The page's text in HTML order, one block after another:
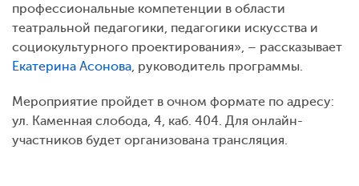
профессиональные компетенции в области
театральной педагогики, педагогики искусства и
социокультурного проектирования», – рассказывает
Екатерина Асонова, руководитель программы.
Мероприятие пройдет в очном формате по адресу:
ул. Каменная слобода, 4, каб. 404. Для онлайн-
участников будет организована трансляция.